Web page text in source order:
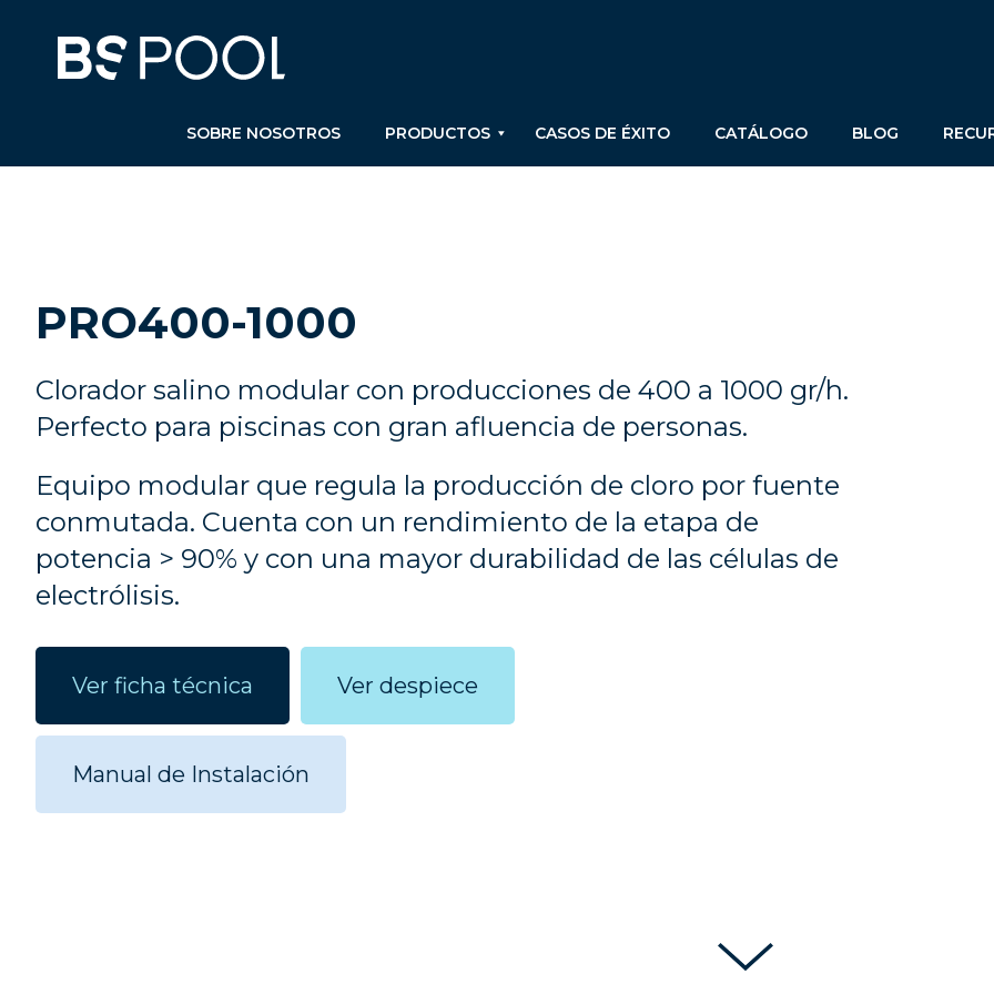
SOBRE NOSOTROS PRODUCTOS CASOS DE ÉXITO CATÁLOGO BLOG
PRO400-1000
Clorador salino modular con producciones de 400 a 1000 gr/h.
Perfecto para piscinas con gran afluencia de personas.
Equipo modular que regula la producción de cloro por fuente
conmutada. Cuenta con un rendimiento de la etapa de
potencia > 90% y con una mayor durabilidad de las células de
electrólisis.
Ver ficha técnica Ver despiece
Manual de Instalación